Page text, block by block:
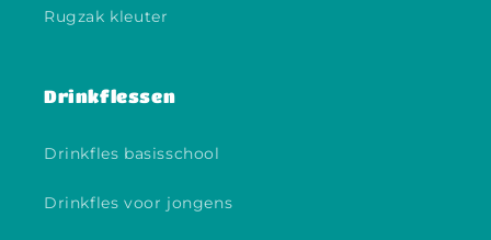
Rugzak kleuter
Drinkflessen
Drinkfles basisschool
Drinkfles voor jongens